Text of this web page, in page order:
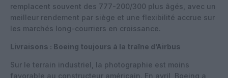
remplacent souvent des 777-200/300 plus âgés, avec un
meilleur rendement par siège et une flexibilité accrue sur
les marchés long-courriers en croissance.
Livraisons : Boeing toujours à la traîne d’Airbus
Sur le terrain industriel, la photographie est moins
favorable au constructeur américain. En avril, Boeing a